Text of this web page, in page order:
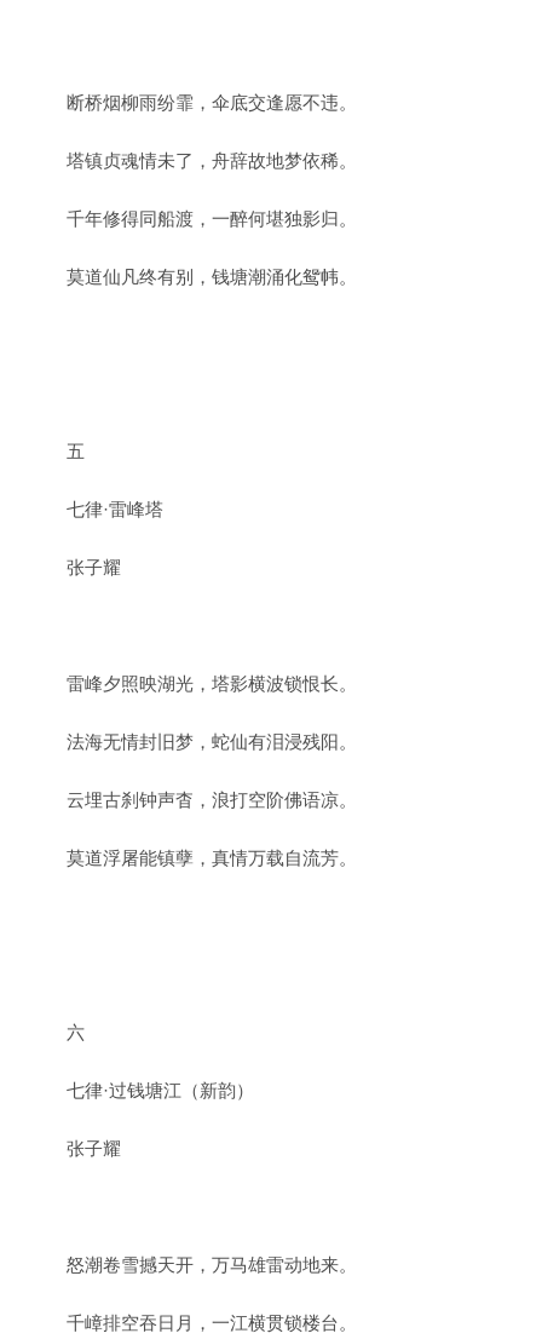
断桥烟柳雨纷霏，伞底交逢愿不违。
塔镇贞魂情未了，舟辞故地梦依稀。
千年修得同船渡，一醉何堪独影归。
莫道仙凡终有别，钱塘潮涌化鸳帏。
五
七律·雷峰塔
张子耀
雷峰夕照映湖光，塔影横波锁恨长。
法海无情封旧梦，蛇仙有泪浸残阳。
云埋古刹钟声杳，浪打空阶佛语凉。
莫道浮屠能镇孽，真情万载自流芳。
六
七律·过钱塘江（新韵）
张子耀
怒潮卷雪撼天开，万马雄雷动地来。
千嶂排空吞日月，一江横贯锁楼台。